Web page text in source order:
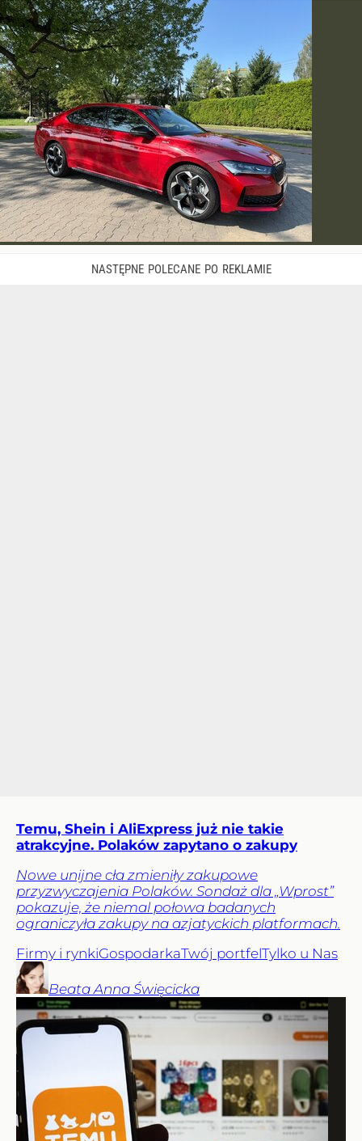
Temu, Shein i AliExpress już nie takie
atrakcyjne. Polaków zapytano o zakupy
Nowe unijne cła zmieniły zakupowe
przyzwyczajenia Polaków. Sondaż dla „Wprost”
pokazuje, że niemal połowa badanych
ograniczyła zakupy na azjatyckich platformach.
Firmy i rynkiGospodarkaTwój portfelTylko u Nas
Beata Anna Święcicka